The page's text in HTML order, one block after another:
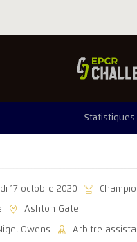
Statistiques
17 octobre 2020
Ashton Gate
Owens Arbitre